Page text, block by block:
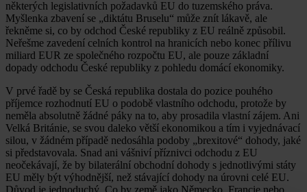
některých legislativních požadavků EU do tuzemského práva.
Myšlenka zbavení se „diktátu Bruselu“ může znít lákavě, ale
řekněme si, co by odchod České republiky z EU reálně způsobil.
Neřešme zavedení celních kontrol na hranicích nebo konec přílivu
miliard EUR ze společného rozpočtu EU, ale pouze základní
dopady odchodu České republiky z pohledu domácí ekonomiky.
V prvé řadě by se Česká republika dostala do pozice pouhého
příjemce rozhodnutí EU o podobě vlastního odchodu, protože by
neměla absolutně žádné páky na to, aby prosadila vlastní zájem. Ani
Velká Británie, se svou daleko větší ekonomikou a tím i vyjednávací
silou, v žádném případě nedosáhla podoby „brexitové“ dohody, jaké
si představovala. Snad ani vášniví příznivci odchodu z EU
neočekávají, že by bilaterální obchodní dohody s jednotlivými státy
EU měly být výhodnější, než stávající dohody na úrovni celé EU.
Důvod je jednoduchý. Co by země jako Německo, Francie nebo